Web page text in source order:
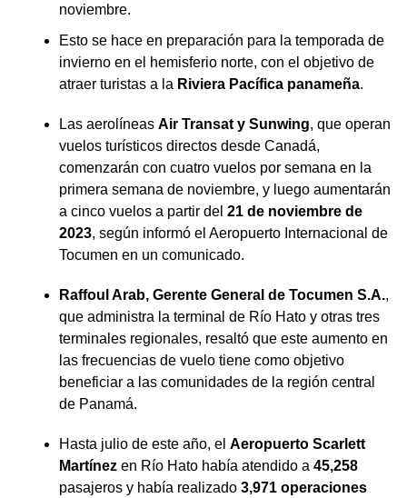
noviembre.
Esto se hace en preparación para la temporada de
invierno en el hemisferio norte, con el objetivo de
atraer turistas a la Riviera Pacífica panameña.
Las aerolíneas Air Transat y Sunwing, que operan
vuelos turísticos directos desde Canadá,
comenzarán con cuatro vuelos por semana en la
primera semana de noviembre, y luego aumentarán
a cinco vuelos a partir del 21 de noviembre de
2023, según informó el Aeropuerto Internacional de
Tocumen en un comunicado.
Raffoul Arab, Gerente General de Tocumen S.A.,
que administra la terminal de Río Hato y otras tres
terminales regionales, resaltó que este aumento en
las frecuencias de vuelo tiene como objetivo
beneficiar a las comunidades de la región central
de Panamá.
Hasta julio de este año, el Aeropuerto Scarlett
Martínez en Río Hato había atendido a 45,258
pasajeros y había realizado 3,971 operaciones